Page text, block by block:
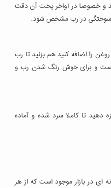
و خصوصا در اواخر پخت آن دقت
سوختگی در رب مشخص شود.
را اضافه کنید هم بزنید تا رب
و برای خوش رنگ شدن رب و
دهید تا کاملا سرد شده و آماده
ای در بازار موجود است که از هر